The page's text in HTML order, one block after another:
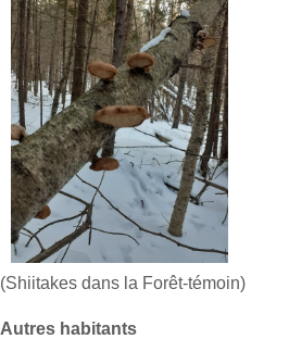
(Shiitakes dans la Forêt-témoin)
Autres habitants